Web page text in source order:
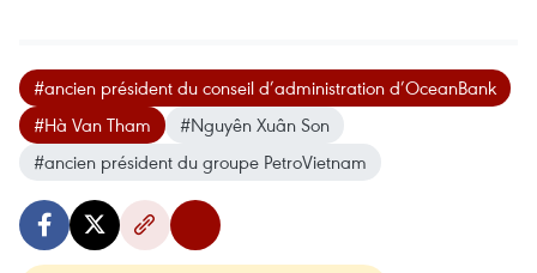
#ancien président du conseil d’administration d’OceanBank
#Hà Van Tham
#Nguyên Xuân Son
#ancien président du groupe PetroVietnam